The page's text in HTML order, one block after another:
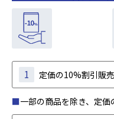
1 定価の10%割引販売
■一部の商品を除き、定価